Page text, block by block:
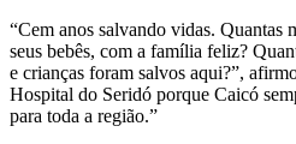
“Cem anos salvando vidas. Quantas
seus bebês, com a família feliz?
e crianças foram salvos aqui?”,
Hospital do Seridó porque Caicó
para toda a região.”